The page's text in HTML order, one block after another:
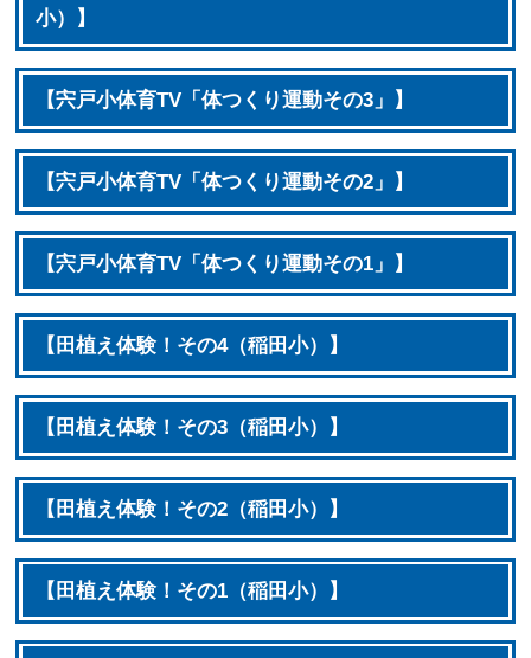
小）】
【宍戸小体育TV「体つくり運動その3」】
【宍戸小体育TV「体つくり運動その2」】
【宍戸小体育TV「体つくり運動その1」】
【田植え体験！その4（稲田小）】
【田植え体験！その3（稲田小）】
【田植え体験！その2（稲田小）】
【田植え体験！その1（稲田小）】